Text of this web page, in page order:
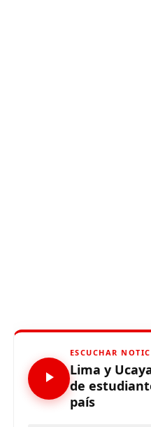
ESCUCHAR
Lima y
de
país